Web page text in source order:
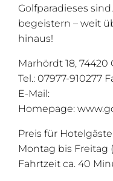
Golfparadieses
begeistern – weit
hinaus!
Marhördt 18,
Tel.: 07977-910277
E-Mail:
Homepage:
Preis für
Montag bis
Fahrtzeit ca. 40